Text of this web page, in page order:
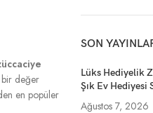
bir değer
en popüler
SON
Lüks Hediyelik
Şık Ev Hediyesi
Ağustos 7, 2026